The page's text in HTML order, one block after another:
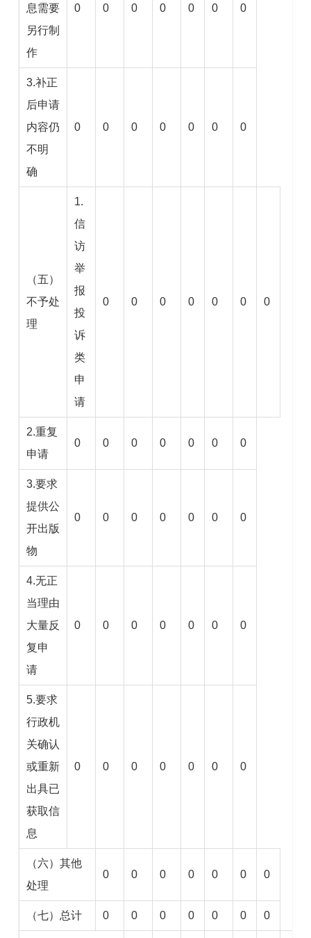
息需要
另行制
作
0 0 0 0 0 0 0
3.补正
后申请
内容仍
不明
确
0 0 0 0 0 0 0
（五）
不予处
理
1.
信
访
举
报
投
诉
类
申
请
0 0 0 0 0 0 0
2.重复
申请
0 0 0 0 0 0 0
3.要求
提供公
开出版
物
0 0 0 0 0 0 0
4.无正
当理由
大量反
复申
请
0 0 0 0 0 0 0
5.要求
行政机
关确认
或重新
出具已
获取信
息
0 0 0 0 0 0 0
（六）其他
处理
0 0 0 0 0 0 0
（七）总计 0 0 0 0 0 0 0